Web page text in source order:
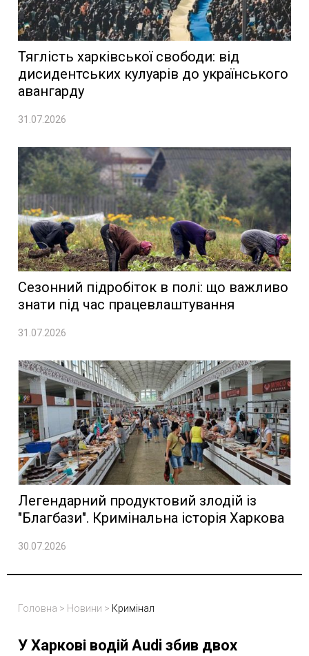
Тяглість харківської свободи: від
дисидентських кулуарів до українського
авангарду
31.07.2026
Сезонний підробіток в полі: що важливо
знати під час працевлаштування
31.07.2026
Легендарний продуктовий злодій із
"Благбази". Кримінальна історія Харкова
30.07.2026
Головна > Новини > Кримінал
У Харкові водій Audi збив двох